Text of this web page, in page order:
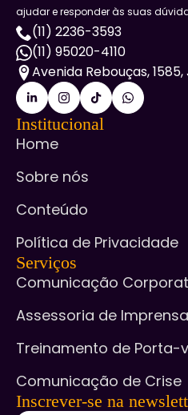
ajudar e responder às suas
(11) 2236-3593
(11) 95020-4110
Avenida Rebouças, 1585,
Institucional
Home
Sobre nós
Conteúdo
Política de Privacidade
Serviços
Comunicação
Assessoria de Imprensa
Treinamento de Porta-
Comunicação de Crise
Inscrever-se na